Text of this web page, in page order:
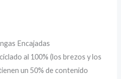
Encajadas
al 100% (los brezos y los
un 50% de contenido